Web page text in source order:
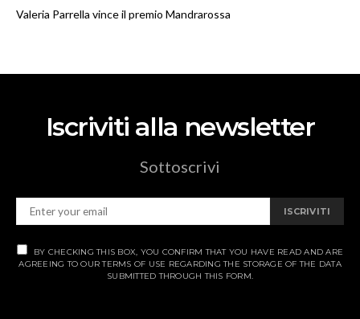
Valeria Parrella vince il premio Mandrarossa
Iscriviti alla newsletter
Sottoscrivi
ISCRIVITI
BY CHECKING THIS BOX, YOU CONFIRM THAT YOU HAVE READ AND ARE
AGREEING TO OUR TERMS OF USE REGARDING THE STORAGE OF THE DATA
SUBMITTED THROUGH THIS FORM.